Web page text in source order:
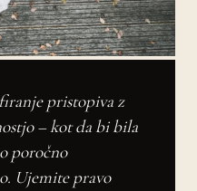
pristopiva z
– kot da bi bila
poročno
Ujemite pravo